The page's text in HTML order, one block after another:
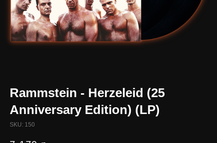
Rammstein - Herzeleid (25
Anniversary Edition) (LP)
SKU: 150